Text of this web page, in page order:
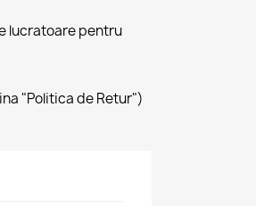
lucratoare pentru
"Politica de Retur")